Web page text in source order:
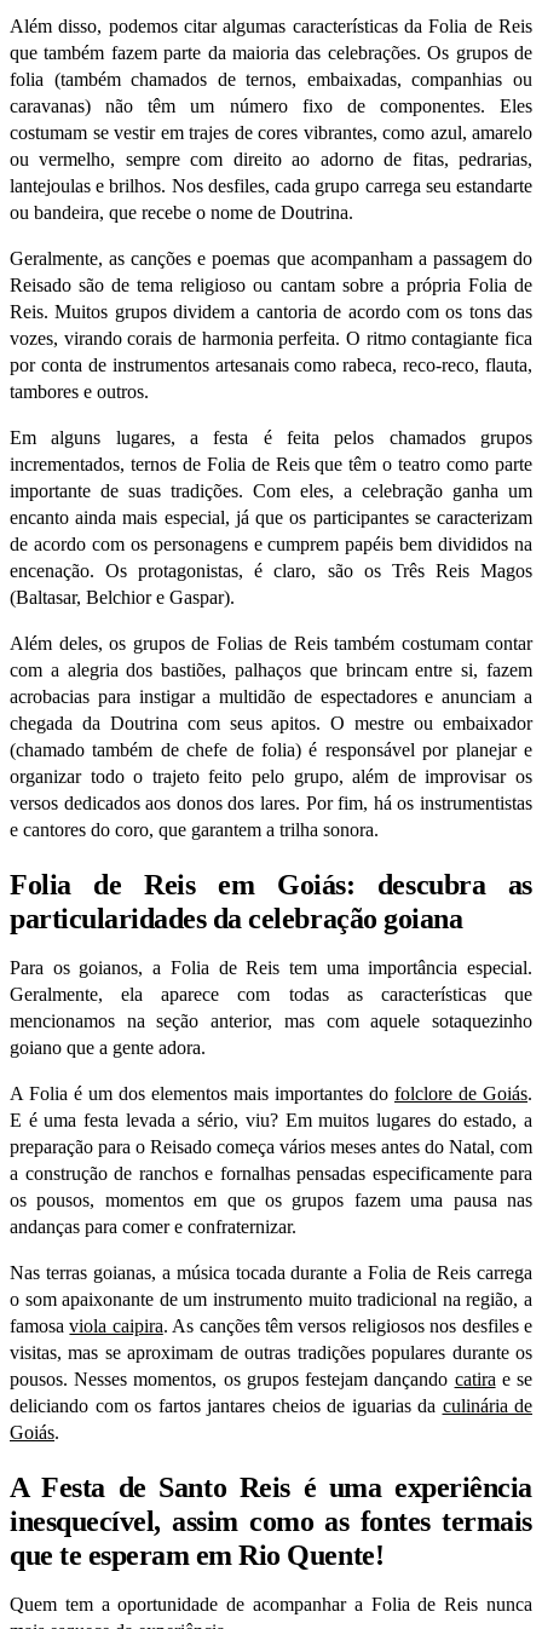
Além disso, podemos citar algumas características da Folia de Reis
que também fazem parte da maioria das celebrações. Os grupos de
folia (também chamados de ternos, embaixadas, companhias ou
caravanas) não têm um número fixo de componentes. Eles
costumam se vestir em trajes de cores vibrantes, como azul, amarelo
ou vermelho, sempre com direito ao adorno de fitas, pedrarias,
lantejoulas e brilhos. Nos desfiles, cada grupo carrega seu estandarte
ou bandeira, que recebe o nome de Doutrina.
Geralmente, as canções e poemas que acompanham a passagem do
Reisado são de tema religioso ou cantam sobre a própria Folia de
Reis. Muitos grupos dividem a cantoria de acordo com os tons das
vozes, virando corais de harmonia perfeita. O ritmo contagiante fica
por conta de instrumentos artesanais como rabeca, reco-reco, flauta,
tambores e outros.
Em alguns lugares, a festa é feita pelos chamados grupos
incrementados, ternos de Folia de Reis que têm o teatro como parte
importante de suas tradições. Com eles, a celebração ganha um
encanto ainda mais especial, já que os participantes se caracterizam
de acordo com os personagens e cumprem papéis bem divididos na
encenação. Os protagonistas, é claro, são os Três Reis Magos
(Baltasar, Belchior e Gaspar).
Além deles, os grupos de Folias de Reis também costumam contar
com a alegria dos bastiões, palhaços que brincam entre si, fazem
acrobacias para instigar a multidão de espectadores e anunciam a
chegada da Doutrina com seus apitos. O mestre ou embaixador
(chamado também de chefe de folia) é responsável por planejar e
organizar todo o trajeto feito pelo grupo, além de improvisar os
versos dedicados aos donos dos lares. Por fim, há os instrumentistas
e cantores do coro, que garantem a trilha sonora.
Folia de Reis em Goiás: descubra as
particularidades da celebração goiana
Para os goianos, a Folia de Reis tem uma importância especial.
Geralmente, ela aparece com todas as características que
mencionamos na seção anterior, mas com aquele sotaquezinho
goiano que a gente adora.
A Folia é um dos elementos mais importantes do folclore de Goiás.
E é uma festa levada a sério, viu? Em muitos lugares do estado, a
preparação para o Reisado começa vários meses antes do Natal, com
a construção de ranchos e fornalhas pensadas especificamente para
ospousos, momentos em que os grupos fazem uma pausa nas
andanças para comer e confraternizar.
Nas terras goianas, a música tocada durante a Folia de Reis carrega
o som apaixonante de um instrumento muito tradicional na região, a
famosaviola caipira. As canções têm versos religiosos nos desfiles e
visitas, mas se aproximam de outras tradições populares durante os
pousos. Nesses momentos, os grupos festejam dançando catira e se
deliciando com os fartos jantares cheios de iguarias da culinária de
Goiás.
A Festa de Santo Reis é uma experiência
inesquecível, assim como as fontes termais
que te esperam em Rio Quente!
Quem tem a oportunidade de acompanhar a Folia de Reis nunca